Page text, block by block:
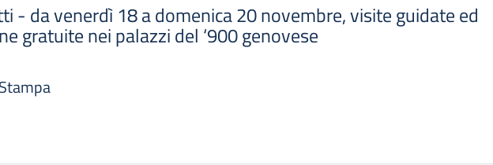
- da venerdì 18 a domenica 20 novembre, visite guidate ed
gratuite nei palazzi del ‘900 genovese